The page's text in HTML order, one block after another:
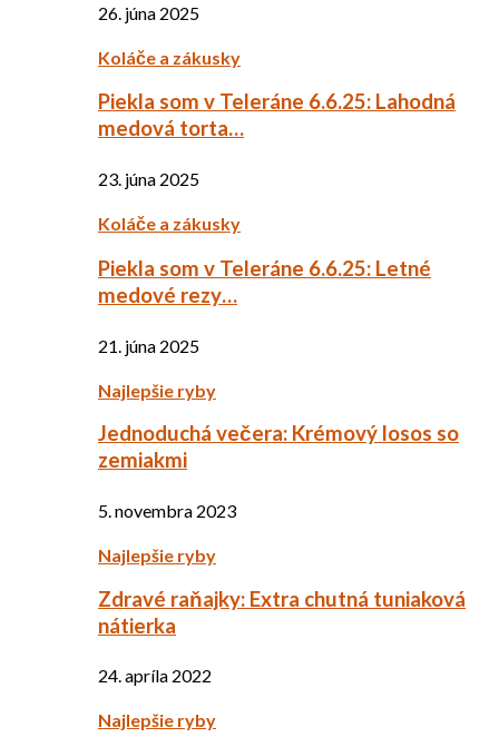
26. júna 2025
Koláče a zákusky
Piekla som v Teleráne 6.6.25: Lahodná
medová torta…
23. júna 2025
Koláče a zákusky
Piekla som v Teleráne 6.6.25: Letné
medové rezy…
21. júna 2025
Najlepšie ryby
Jednoduchá večera: Krémový losos so
zemiakmi
5. novembra 2023
Najlepšie ryby
Zdravé raňajky: Extra chutná tuniaková
nátierka
24. apríla 2022
Najlepšie ryby